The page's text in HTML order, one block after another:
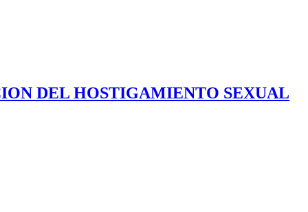
DEL HOSTIGAMIENTO SEXUAL